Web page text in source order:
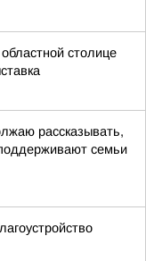
столице
рассказывать,
семьи